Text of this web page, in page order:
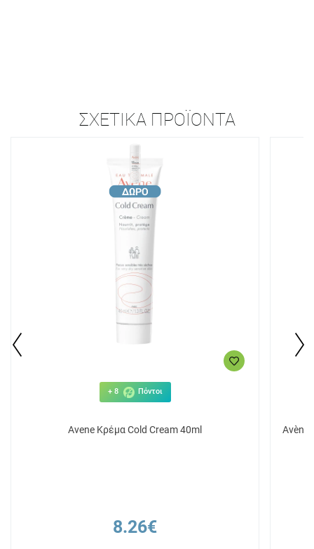
ΣΧΕΤΙΚΆ ΠΡΟΪΌΝΤΑ
+ 8 Πόντοι
Avene Κρέμα Cold Cream 40ml
8.26€
Avène